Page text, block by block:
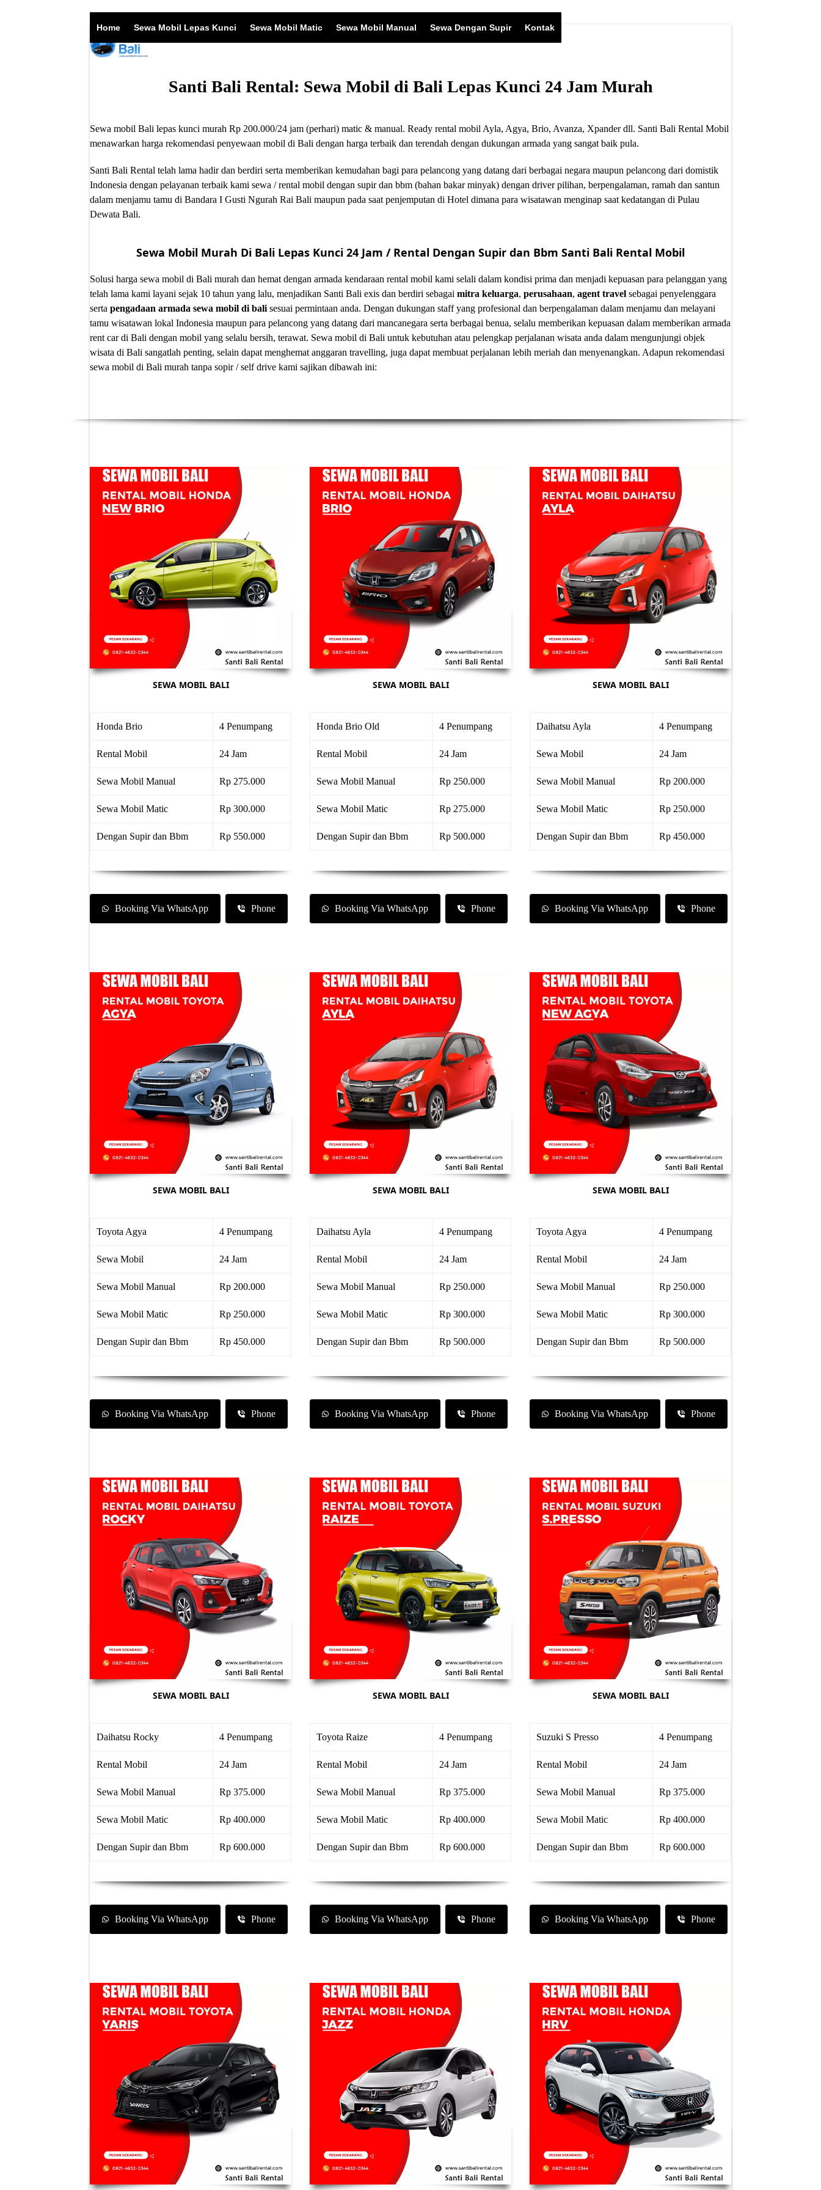
Home Sewa Mobil Lepas Kunci Sewa Mobil Matic Sewa Mobil Manual Sewa Dengan Supir Kontak
Santi Bali Rental: Sewa Mobil di Bali Lepas Kunci 24 Jam Murah
Sewa mobil Bali lepas kunci murah Rp 200.000/24 jam (perhari) matic & manual. Ready rental mobil Ayla, Agya, Brio, Avanza, Xpander dll. Santi Bali Rental Mobil
menawarkan harga rekomendasi penyewaan mobil di Bali dengan harga terbaik dan terendah dengan dukungan armada yang sangat baik pula.
Santi Bali Rental telah lama hadir dan berdiri serta memberikan kemudahan bagi para pelancong yang datang dari berbagai negara maupun pelancong dari domistik
Indonesia dengan pelayanan terbaik kami sewa / rental mobil dengan supir dan bbm (bahan bakar minyak) dengan driver pilihan, berpengalaman, ramah dan santun
dalam menjamu tamu di Bandara I Gusti Ngurah Rai Bali maupun pada saat penjemputan di Hotel dimana para wisatawan menginap saat kedatangan di Pulau
Dewata Bali.
Sewa Mobil Murah Di Bali Lepas Kunci 24 Jam / Rental Dengan Supir dan Bbm Santi Bali Rental Mobil
Solusi harga sewa mobil di Bali murah dan hemat dengan armada kendaraan rental mobil kami selali dalam kondisi prima dan menjadi kepuasan para pelanggan yang
telah lama kami layani sejak 10 tahun yang lalu, menjadikan Santi Bali exis dan berdiri sebagai mitra keluarga, perusahaan, agent travel sebagai penyelenggara
serta pengadaan armada sewa mobil di bali sesuai permintaan anda. Dengan dukungan staff yang profesional dan berpengalaman dalam menjamu dan melayani
tamu wisatawan lokal Indonesia maupun para pelancong yang datang dari mancanegara serta berbagai benua, selalu memberikan kepuasan dalam memberikan armada
rent car di Bali dengan mobil yang selalu bersih, terawat. Sewa mobil di Bali untuk kebutuhan atau pelengkap perjalanan wisata anda dalam mengunjungi objek
wisata di Bali sangatlah penting, selain dapat menghemat anggaran travelling, juga dapat membuat perjalanan lebih meriah dan menyenangkan. Adapun rekomendasi
sewa mobil di Bali murah tanpa sopir/ self drive kami sajikan dibawah ini:
SEWA MOBIL BALI
Honda Brio 4 Penumpang
Rental Mobil 24 Jam
Sewa Mobil Manual Rp 275.000
Sewa Mobil Matic Rp 300.000
Dengan Supir dan Bbm Rp 550.000
Booking Via WhatsApp Phone
SEWA MOBIL BALI
Honda Brio Old 4 Penumpang
Rental Mobil 24 Jam
Sewa Mobil Manual Rp 250.000
Sewa Mobil Matic Rp 275.000
Dengan Supir dan Bbm Rp 500.000
Booking Via WhatsApp Phone
SEWA MOBIL BALI
Daihatsu Ayla 4 Penumpang
Sewa Mobil 24 Jam
Sewa Mobil Manual Rp 200.000
Sewa Mobil Matic Rp 250.000
Dengan Supir dan Bbm Rp 450.000
Booking Via WhatsApp Phone
SEWA MOBIL BALI
Toyota Agya 4 Penumpang
Sewa Mobil 24 Jam
Sewa Mobil Manual Rp 200.000
Sewa Mobil Matic Rp 250.000
Dengan Supir dan Bbm Rp 450.000
Booking Via WhatsApp Phone
SEWA MOBIL BALI
Daihatsu Ayla 4 Penumpang
Rental Mobil 24 Jam
Sewa Mobil Manual Rp 250.000
Sewa Mobil Matic Rp 300.000
Dengan Supir dan Bbm Rp 500.000
Booking Via WhatsApp Phone
SEWA MOBIL BALI
Toyota Agya 4 Penumpang
Rental Mobil 24 Jam
Sewa Mobil Manual Rp 250.000
Sewa Mobil Matic Rp 300.000
Dengan Supir dan Bbm Rp 500.000
Booking Via WhatsApp Phone
SEWA MOBIL BALI
Daihatsu Rocky 4 Penumpang
Rental Mobil 24 Jam
Sewa Mobil Manual Rp 375.000
Sewa Mobil Matic Rp 400.000
Dengan Supir dan Bbm Rp 600.000
Booking Via WhatsApp Phone
SEWA MOBIL BALI
Toyota Raize 4 Penumpang
Rental Mobil 24 Jam
Sewa Mobil Manual Rp 375.000
Sewa Mobil Matic Rp 400.000
Dengan Supir dan Bbm Rp 600.000
Booking Via WhatsApp Phone
SEWA MOBIL BALI
Suzuki S Presso 4 Penumpang
Rental Mobil 24 Jam
Sewa Mobil Manual Rp 375.000
Sewa Mobil Matic Rp 400.000
Dengan Supir dan Bbm Rp 600.000
Booking Via WhatsApp Phone